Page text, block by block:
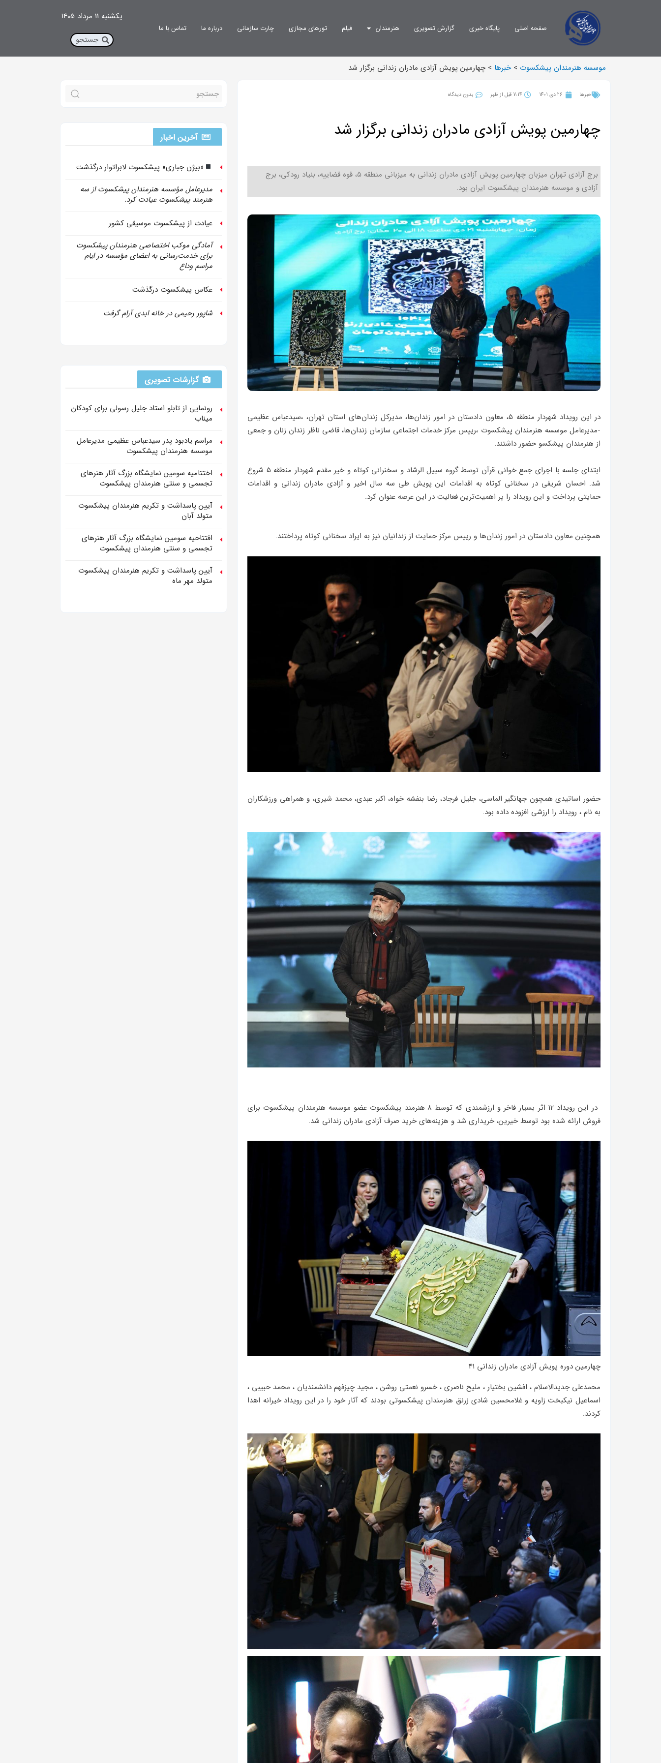
صفحه اصلی پایگاه خبری گزارش تصویری هنرمندان فیلم تورهای مجازی چارت سازمانی درباره ما تماس با ما
یکشنبه 11 مرداد 1405
موسسه هنرمندان پیشکسوت >خبرها > چهارمین پویش آزادی مادران زندانی برگزار شد
خبرها 26 دی 1401 7:14 قبل از ظهر بدون دیدگاه
چهارمین پویش آزادی مادران زندانی برگزار شد
برج آزادی تهران میزبان چهارمین پویش آزادی مادران زندانی به میزبانی منطقه ۵، قوه قضاییه، بنیاد رودکی، برج
آزادی و موسسه هنرمندان پیشکسوت ایران بود.
در این رویداد شهردار منطقه ۵، معاون دادستان در امور زندان‌ها، مدیرکل زندان‌های استان تهران، ،سیدعباس عظیمی
-مدیرعامل موسسه هنرمندان پیشکسوت ،رییس مرکز خدمات اجتماعی سازمان زندان‌ها، قاضی ناظر زندان زنان و جمعی
از هنرمندان پیشکسو حضور داشتند.
ابتدای جلسه با اجرای جمع خوانی قرآن توسط گروه سبیل الرشاد و سخنرانی کوتاه و خیر مقدم شهردار منطقه ۵ شروع
شد. احسان شریفی در سخنانی کوتاه به اقدامات این پویش طی سه سال اخیر و آزادی مادران زندانی و اقدامات
حمایتی پرداخت و این رویداد را پر اهمیت‌ترین فعالیت در این عرصه عنوان کرد.
همچنین معاون دادستان در امور زندان‌ها و رییس مرکز حمایت از زندانیان نیز به ایراد سخنانی کوتاه پرداختند.
حضور اساتیدی همچون جهانگیر الماسی، جلیل فرجاد، رضا بنفشه خواه، اکبر عبدی، محمد شیری، و همراهی ورزشکاران
به نام ، رویداد را ارزشی افزوده داده بود.
در این رویداد 12 اثر بسیار فاخر و ارزشمندی که توسط 8 هنرمند پیشکسوت عضو موسسه هنرمندان پیشکسوت برای
فروش ارائه شده بود توسط خیرین، خریداری شد و هزینه‌های خرید صرف آزادی مادران زندانی شد.
چهارمین دوره پویش آزادی مادران زندانی 41
محمدعلی جدیدالاسلام ، افشین بختیار ، ملیح ناصری ، خسرو نعمتی روشن ، مجید چیزفهم دانشمندیان ، محمد حبیبی ،
اسماعیل نیکبخت زاویه و غلامحسین شادی زرنق هنرمندان پیشکسوتی بودند که آثار خود را در این رویداد خیرانه اهدا
کردند.
آخرین اخبار
«بیژن جباری» پیشکسوت لابراتوار درگذشت
مدیرعامل مؤسسه هنرمندان پیشکسوت از سه
هنرمند پیشکسوت عیادت کرد.
عیادت از پیشکسوت موسیقی کشور
آمادگی موکب اختصاصی هنرمندان پیشکسوت
برای خدمت‌رسانی به اعضای مؤسسه در ایام
مراسم وداع
عکاس پیشکسوت درگذشت
شاپور رحیمی در خانه ابدی آرام گرفت
گزارشات تصویری
رونمایی از تابلو استاد جلیل رسولی برای کودکان
میناب
مراسم یادبود پدر سیدعباس عظیمی مدیرعامل
موسسه هنرمندان پیشکسوت
اختتامیه سومین نمایشگاه بزرگ آثار هنرهای
تجسمی و سنتی هنرمندان پیشکسوت
آیین پاسداشت و تکریم هنرمندان پیشکسوت
متولد آبان
افتتاحیه سومین نمایشگاه بزرگ آثار هنرهای
تجسمی و سنتی هنرمندان پیشکسوت
آیین پاسداشت و تکریم هنرمندان پیشکسوت
متولد مهر ماه